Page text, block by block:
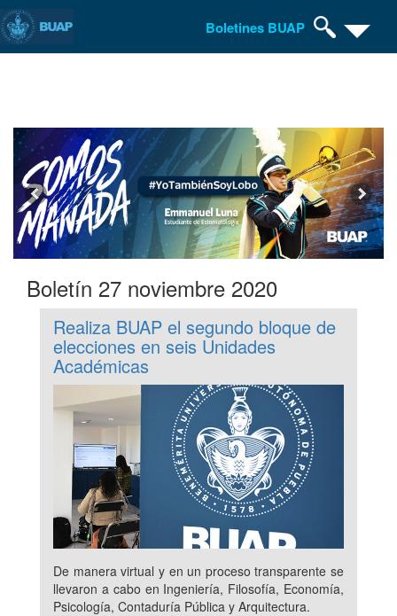
Boletines BUAP
Boletín 27 noviembre 2020
Realiza BUAP el segundo bloque de
elecciones en seis Unidades
Académicas
De manera virtual y en un proceso transparente se
llevaron a cabo en Ingeniería, Filosofía, Economía,
Psicología, Contaduría Pública y Arquitectura.